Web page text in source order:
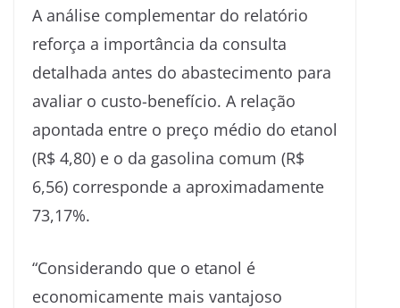
A análise complementar do relatório
reforça a importância da consulta
detalhada antes do abastecimento para
avaliar o custo-benefício. A relação
apontada entre o preço médio do etanol
(R$ 4,80) e o da gasolina comum (R$
6,56) corresponde a aproximadamente
73,17%.
“Considerando que o etanol é
economicamente mais vantajoso